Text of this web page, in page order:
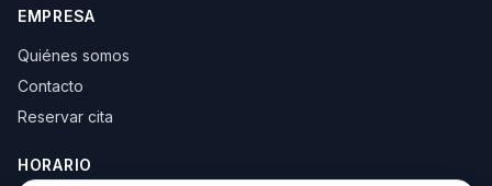
EMPRESA
Quiénes somos
Contacto
Reservar cita
HORARIO